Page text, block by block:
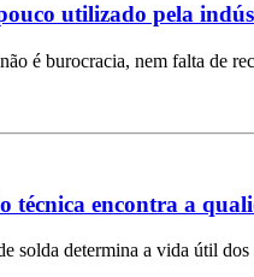
utilizado pela
é burocracia, nem falta de
técnica encontra a
solda determina a vida útil